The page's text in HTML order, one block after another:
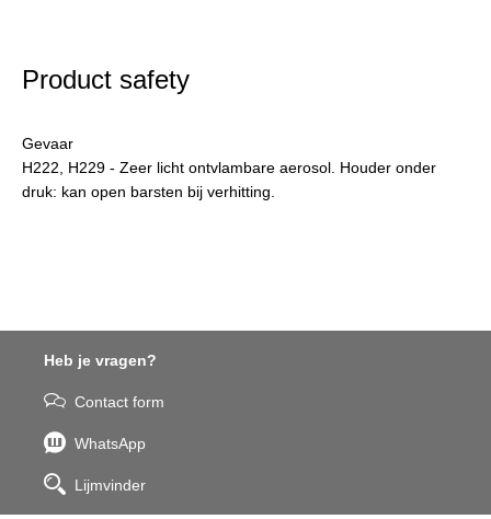
Product safety
Gevaar
H222, H229 - Zeer licht ontvlambare aerosol. Houder onder
druk: kan open barsten bij verhitting.
Heb je vragen?
Contact form
WhatsApp
Lijmvinder